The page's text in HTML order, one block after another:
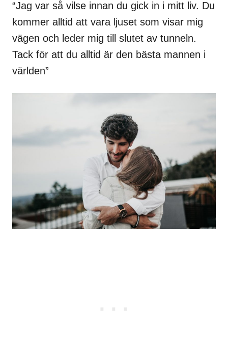
“Jag var så vilse innan du gick in i mitt liv. Du
kommer alltid att vara ljuset som visar mig
vägen och leder mig till slutet av tunneln.
Tack för att du alltid är den bästa mannen i
världen”